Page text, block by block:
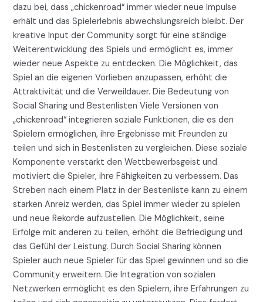
dazu bei, dass „chickenroad“ immer wieder neue Impulse
erhält und das Spielerlebnis abwechslungsreich bleibt. Der
kreative Input der Community sorgt für eine ständige
Weiterentwicklung des Spiels und ermöglicht es, immer
wieder neue Aspekte zu entdecken. Die Möglichkeit, das
Spiel an die eigenen Vorlieben anzupassen, erhöht die
Attraktivität und die Verweildauer. Die Bedeutung von
Social Sharing und Bestenlisten Viele Versionen von
„chickenroad“ integrieren soziale Funktionen, die es den
Spielern ermöglichen, ihre Ergebnisse mit Freunden zu
teilen und sich in Bestenlisten zu vergleichen. Diese soziale
Komponente verstärkt den Wettbewerbsgeist und
motiviert die Spieler, ihre Fähigkeiten zu verbessern. Das
Streben nach einem Platz in der Bestenliste kann zu einem
starken Anreiz werden, das Spiel immer wieder zu spielen
und neue Rekorde aufzustellen. Die Möglichkeit, seine
Erfolge mit anderen zu teilen, erhöht die Befriedigung und
das Gefühl der Leistung. Durch Social Sharing können
Spieler auch neue Spieler für das Spiel gewinnen und so die
Community erweitern. Die Integration von sozialen
Netzwerken ermöglicht es den Spielern, ihre Erfahrungen zu